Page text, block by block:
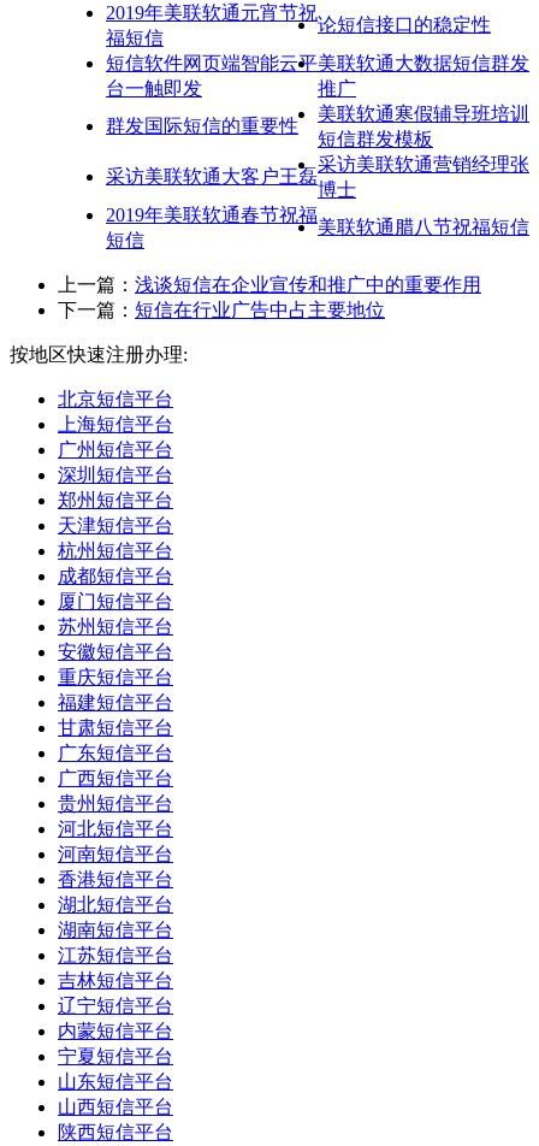
2019年美联软通元宵节祝
福短信
论短信接口的稳定性
短信软件网页端智能云平
台一触即发
美联软通大数据短信群发
推广
群发国际短信的重要性
美联软通寒假辅导班培训
短信群发模板
采访美联软通大客户王磊
采访美联软通营销经理张
博士
2019年美联软通春节祝福
短信
美联软通腊八节祝福短信
上一篇： 浅谈短信在企业宣传和推广中的重要作用
下一篇： 短信在行业广告中占主要地位
按地区快速注册办理:
北京短信平台
上海短信平台
广州短信平台
深圳短信平台
郑州短信平台
天津短信平台
杭州短信平台
成都短信平台
厦门短信平台
苏州短信平台
安徽短信平台
重庆短信平台
福建短信平台
甘肃短信平台
广东短信平台
广西短信平台
贵州短信平台
河北短信平台
河南短信平台
香港短信平台
湖北短信平台
湖南短信平台
江苏短信平台
吉林短信平台
辽宁短信平台
内蒙短信平台
宁夏短信平台
山东短信平台
山西短信平台
陕西短信平台